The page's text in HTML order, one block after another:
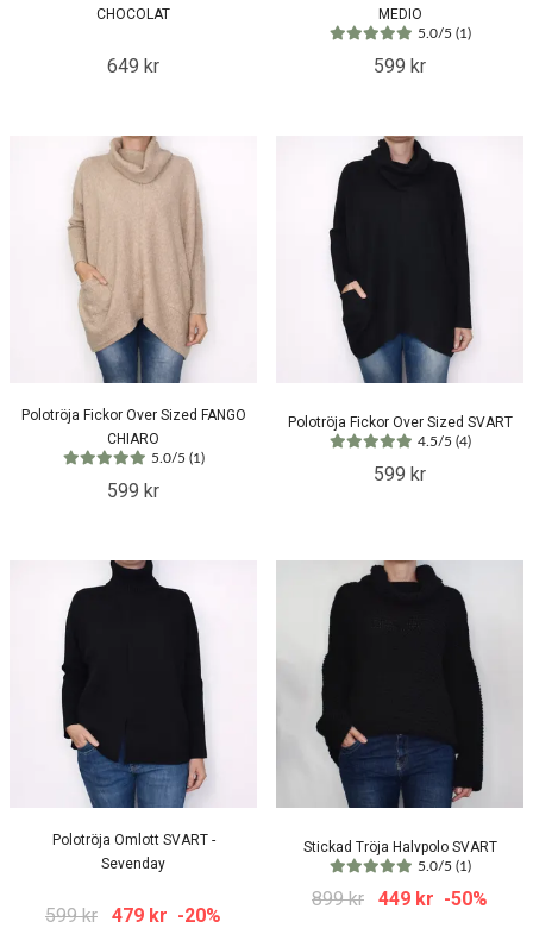
CHOCOLAT
649 kr
MEDIO
5.0/5 (1)
599 kr
Polotröja Fickor Over Sized FANGO
CHIARO
5.0/5 (1)
599 kr
Polotröja Fickor Over Sized SVART
4.5/5 (4)
599 kr
Polotröja Omlott SVART -
Sevenday
599 kr 479 kr -20%
Stickad Tröja Halvpolo SVART
5.0/5 (1)
899 kr 449 kr -50%